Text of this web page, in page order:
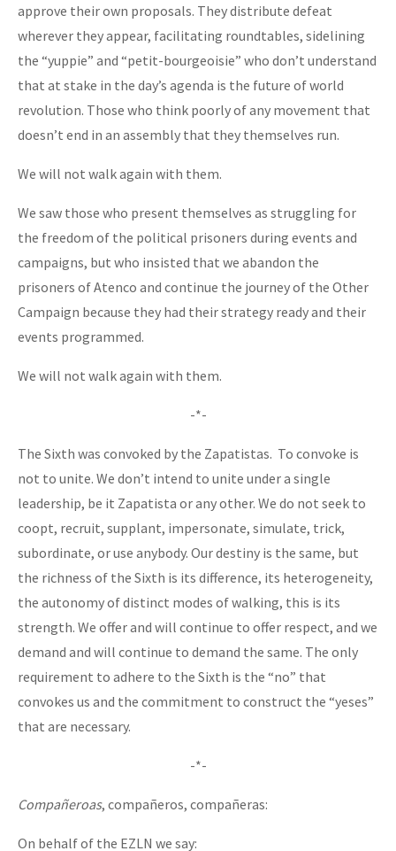
approve their own proposals. They distribute defeat
wherever they appear, facilitating roundtables, sidelining
the “yuppie” and “petit-bourgeoisie” who don’t understand
that at stake in the day’s agenda is the future of world
revolution. Those who think poorly of any movement that
doesn’t end in an assembly that they themselves run.
We will not walk again with them.
We saw those who present themselves as struggling for
the freedom of the political prisoners during events and
campaigns, but who insisted that we abandon the
prisoners of Atenco and continue the journey of the Other
Campaign because they had their strategy ready and their
events programmed.
We will not walk again with them.
-*-
The Sixth was convoked by the Zapatistas. To convoke is
not to unite. We don’t intend to unite under a single
leadership, be it Zapatista or any other. We do not seek to
coopt, recruit, supplant, impersonate, simulate, trick,
subordinate, or use anybody. Our destiny is the same, but
the richness of the Sixth is its difference, its heterogeneity,
the autonomy of distinct modes of walking, this is its
strength. We offer and will continue to offer respect, and we
demand and will continue to demand the same. The only
requirement to adhere to the Sixth is the “no” that
convokes us and the commitment to construct the “yeses”
that are necessary.
-*-
Compañeroas, compañeros, compañeras:
On behalf of the EZLN we say: